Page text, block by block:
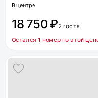
В центре
18 750 ₽2 гостя
Остался 1 номер по этой